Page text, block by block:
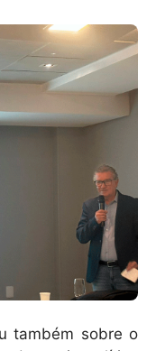
também sobre o